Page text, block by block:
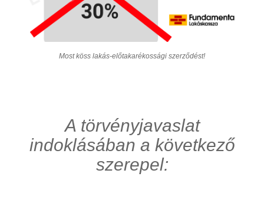
Most köss lakás-előtakarékossági szerződést!
A törvényjavaslat
indoklásában a következő
szerepel: